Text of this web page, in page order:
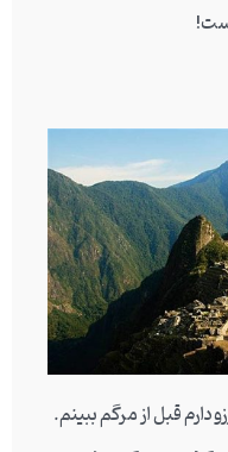
قبل از مرگم ببینم.